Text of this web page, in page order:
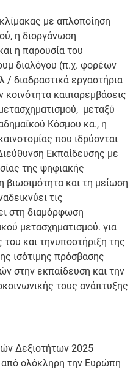
με απλοποίηση
η διοργάνωση
η παρουσία του
διαλόγου (π.χ. φορέων
διαδραστικά εργαστήρια
καιπαρεμβάσεις
μεταξύ
Κόσμου κα., η
που ιδρύονται
Εκπαίδευσης με
της ψηφιακής
βιωσιμότητα και τη μείωση
τις
στη διαμόρφωση
μετασχηματισμού. για
και τηνυποστήριξη της
ισότιμης πρόσβασης
στην εκπαίδευση και την
τους ανάπτυξης
Δεξιοτήτων 2025
από ολόκληρη την Ευρώπη